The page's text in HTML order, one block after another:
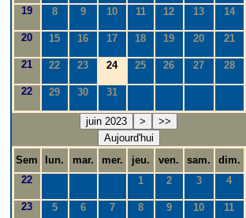
19 8 9 10 11 12 13 14
20 15 16 17 18 19 20 21
21 22 23 24 25 26 27 28
22 29 30 31
juin 2023 >
>>
Aujourd'hui
Sem
lun. mar. mer. jeu. ven. sam.
dim.
22
1 2 3 4
23 5 6 7 8 9 10 11